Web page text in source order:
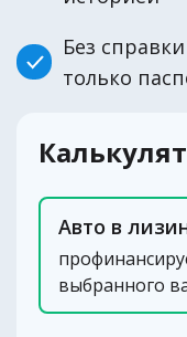
Без
только
Авто в
выбранного